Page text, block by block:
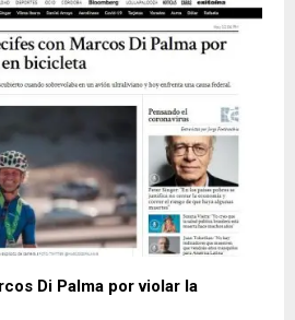
Di Palma por violar la